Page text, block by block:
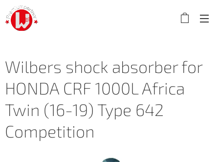
Wilbers shock absorber for
HONDA CRF 1000L Africa
Twin (16-19) Type 642
Competition